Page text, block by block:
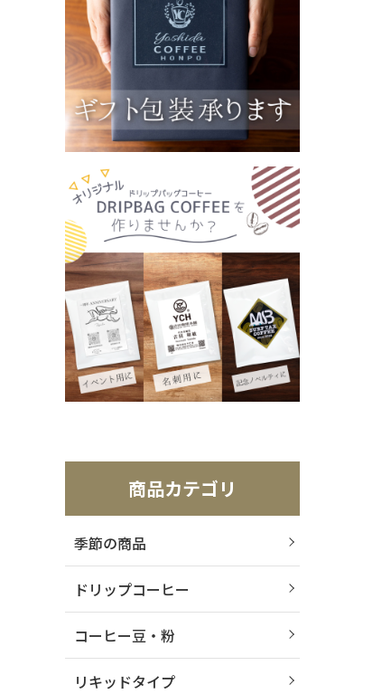
商品カテゴリ
季節の商品
ドリップコーヒー
コーヒー豆・粉
リキッドタイプ